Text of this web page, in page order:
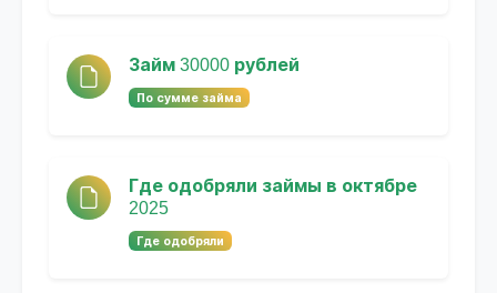
Займ 30000 рублей
По сумме займа
Где одобряли займы в октябре
2025
Где одобряли